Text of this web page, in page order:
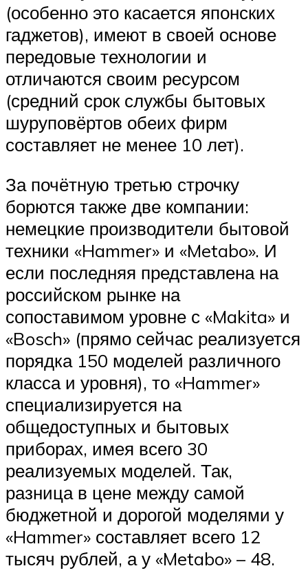
(особенно это касается японских
гаджетов), имеют в своей основе
передовые технологии и
отличаются своим ресурсом
(средний срок службы бытовых
шуруповёртов обеих фирм
составляет не менее 10 лет).
За почётную третью строчку
борются также две компании:
немецкие производители бытовой
техники «Hammer» и «Metabo». И
если последняя представлена на
российском рынке на
сопоставимом уровне с «Makita» и
«Bosch» (прямо сейчас реализуется
порядка 150 моделей различного
класса и уровня), то «Hammer»
специализируется на
общедоступных и бытовых
приборах, имея всего 30
реализуемых моделей. Так,
разница в цене между самой
бюджетной и дорогой моделями у
«Hammer» составляет всего 12
тысяч рублей, а у «Metabo» – 48.